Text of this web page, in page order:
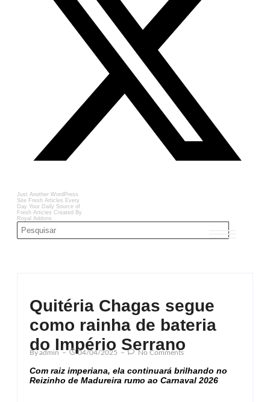
Just Another WordPress
Site Fresh Articles Every
Day Your Daily Source of
Fresh Articles Created By
Royal Addons
Quitéria Chagas segue
como rainha de bateria
do Império Serrano
ByAdmin 04/04/2025 No Comments
Com raiz imperiana, ela continuará brilhando no
Reizinho de Madureira rumo ao Carnaval 2026